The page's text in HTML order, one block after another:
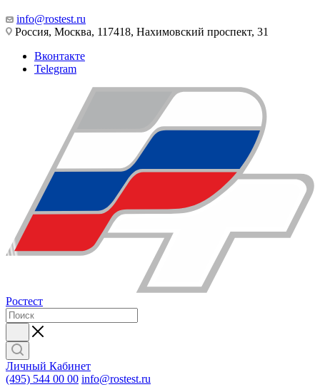
info@rostest.ru
Россия, Москва, 117418, Нахимовский проспект, 31
Вконтакте
Telegram
Ростест
Личный Кабинет
(495) 544 00 00 info@rostest.ru